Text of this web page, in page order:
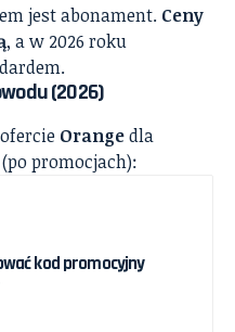
jest abonament. Ceny
, a w 2026 roku
(2026)
Orangedla
promocjach):
kod promocyjny